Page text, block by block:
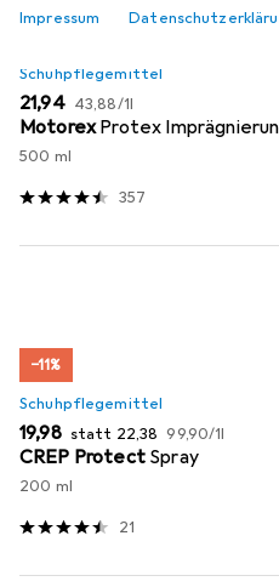
Impressum
Schuhpflegemittel
EUR
21,94 EUR
43,88/1l
MotorexProtex
500 ml
357
−11%
Schuhpflegemittel
EUR
19,98 statt EUR
22,38 EUR
99,90/1l
CREP Protect Spray
200 ml
21